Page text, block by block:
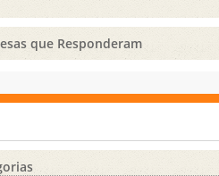
que Responderam